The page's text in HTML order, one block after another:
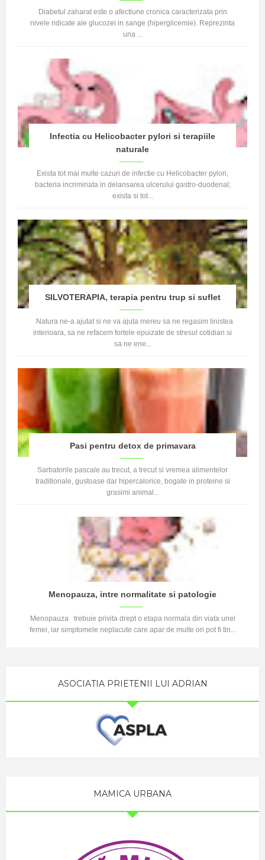
Diabetul zaharat este o afectiune cronica caracterizata prin
nivele ridicate ale glucozei in sange (hiperglicemie). Reprezinta
una ...
Infectia cu Helicobacter pylori si terapiile
naturale
Exista tot mai multe cazuri de infectie cu Helicobacter pylori,
bacteria incriminata in delansarea ulcerului gastro-duodenal;
exista si tot...
SILVOTERAPIA, terapia pentru trup si suflet
Natura ne-a ajutat si ne va ajuta mereu sa ne regasim linistea
interioara, sa ne refacem fortele epuizate de stresul cotidian si
sa ne ene...
Pasi pentru detox de primavara
Sarbatorile pascale au trecut, a trecut si vremea alimentelor
traditionale, gustoase dar hipercalorice, bogate in proteine si
grasimi animal...
Menopauza, intre normalitate si patologie
Menopauza trebuie privita drept o etapa normala din viata unei
femei, iar simptomele neplacute care apar de multe ori pot fi tin...
ASOCIATIA PRIETENII LUI ADRIAN
MAMICA URBANA